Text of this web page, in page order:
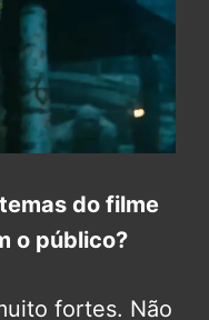
do filme
o público?
fortes. Não